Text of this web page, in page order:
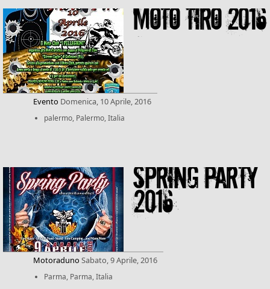
MOTO TIRO 2016
Evento Domenica, 10 Aprile, 2016
palermo, Palermo, Italia
SPRING PARTY
2016
Motoraduno Sabato, 9 Aprile, 2016
Parma, Parma, Italia